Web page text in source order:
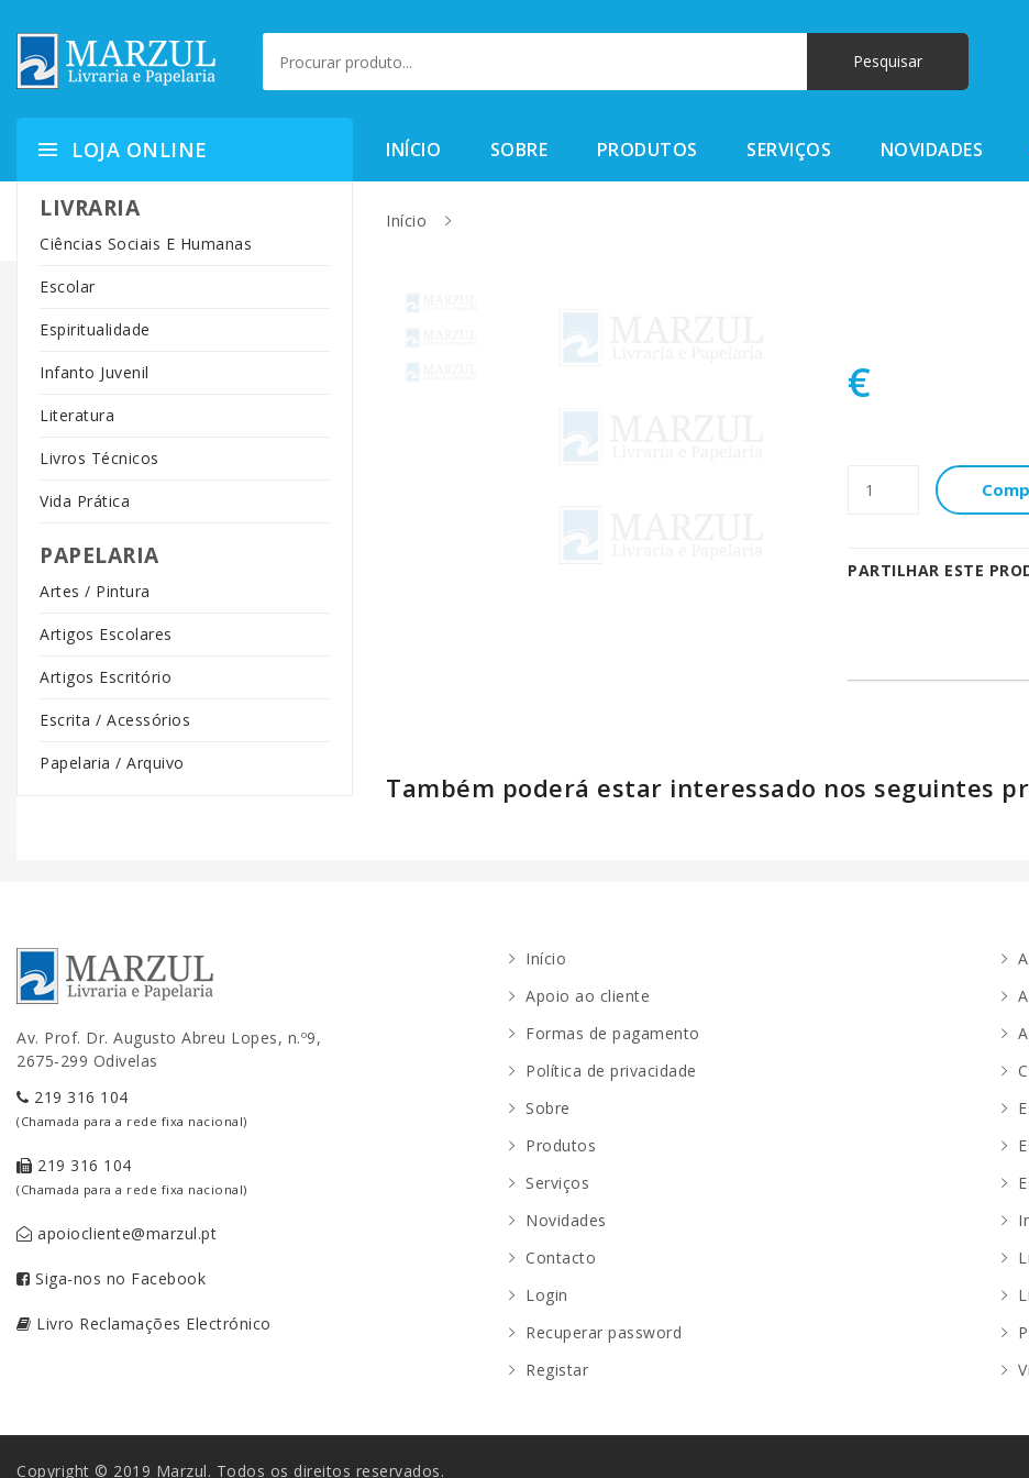
LOJA ONLINE
LIVRARIA
Ciências Sociais E Humanas
Escolar
Espiritualidade
Infanto Juvenil
Literatura
Livros Técnicos
Vida Prática
PAPELARIA
Artes / Pintura
Artigos Escolares
Artigos Escritório
Escrita / Acessórios
Papelaria / Arquivo
INÍCIO SOBRE PRODUTOS SERVIÇOS NOVIDADES
Início
€
PARTILHAR ESTE
Também poderá estar interessado nos seguintes
Av. Prof. Dr. Augusto Abreu Lopes, n.º9,
2675-299 Odivelas
219 316 104
(Chamada para a rede fixa nacional)
219 316 104
(Chamada para a rede fixa nacional)
apoiocliente@marzul.pt
Siga-nos no Facebook
Livro Reclamações Electrónico
Início
Apoio ao cliente
Formas de pagamento
Política de privacidade
Sobre
Produtos
Serviços
Novidades
Contacto
Login
Recuperar password
Registar
Copyright © 2019 Marzul. Todos os direitos reservados.